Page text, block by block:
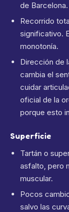
de Barcelona.
Recorrido
significativo.
monotonía.
Dirección de
cambia el
cuidar
oficial de la
porque esto
Superficie
Tartán o
asfalto, pero
muscular.
Pocos
salvo las